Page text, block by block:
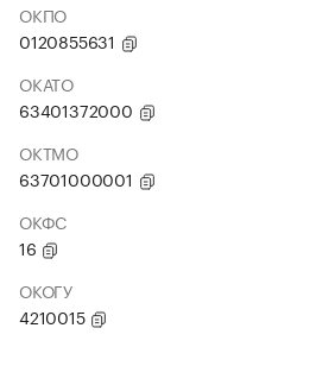
ОКПО
0120855631
ОКАТО
63401372000
ОКТМО
63701000001
ОКФС
16
ОКОГУ
4210015